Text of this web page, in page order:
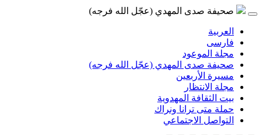
صحيفة صدى المهدي (عجّل الله فرجه)
العربية
فارسی
مجلة الموعود
صحيفة صدى المهدي (عجّل الله فرجه)
مسيرة الأربعين
مجلة الانتظار
بيت الثقافة المهدوية
حملة متى ترانا ونراك
التواصل الاجتماعي